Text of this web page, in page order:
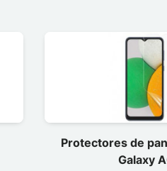
Protectores de
Galaxy